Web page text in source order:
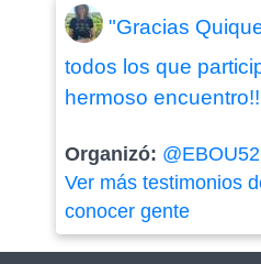
"Gracias
todos los que
hermoso
Organizó: @EBOU52
Ver más testimonios
conocer gente